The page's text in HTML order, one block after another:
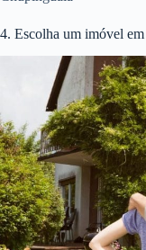
4. Escolha um imóvel